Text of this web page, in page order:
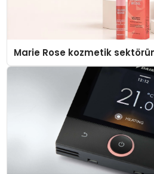
Marie Rose kozmetik